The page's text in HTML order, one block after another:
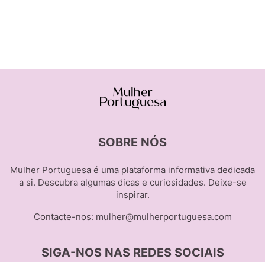
SOBRE NÓS
Mulher Portuguesa é uma plataforma informativa dedicada
a si. Descubra algumas dicas e curiosidades. Deixe-se
inspirar.
Contacte-nos: mulher@mulherportuguesa.com
SIGA-NOS NAS REDES SOCIAIS